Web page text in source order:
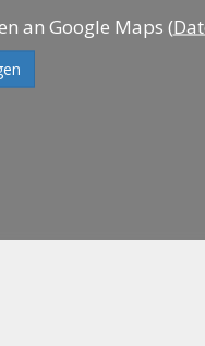
an Google Maps (